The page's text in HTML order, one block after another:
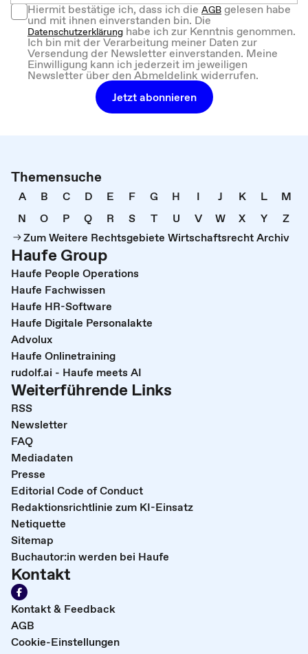
Hiermit bestätige ich, dass ich dieAGBgelesen habe
und mit ihnen einverstanden bin. Die
Datenschutzerklärung habe ich zur Kenntnis genommen.
Ich bin mit der Verarbeitung meiner Daten zur
Versendung der Newsletter einverstanden. Meine
Einwilligung kann ich jederzeit im jeweiligen
Newsletter über den Abmeldelink widerrufen.
Jetzt abonnieren
Themensuche
A B C D E F G H I J K L
M
N
O P Q R S T U V W X Y
Z
Zum Weitere Rechtsgebiete Wirtschaftsrecht Archiv
Haufe Group
Haufe People Operations
Haufe Fachwissen
Haufe HR-Software
Haufe Digitale Personalakte
Advolux
Haufe Onlinetraining
rudolf.ai - Haufe meets AI
Weiterführende Links
RSS
Newsletter
FAQ
Mediadaten
Presse
Editorial Code of Conduct
Redaktionsrichtlinie zum KI-Einsatz
Netiquette
Sitemap
Buchautor:in werden bei Haufe
Kontakt
Kontakt & Feedback
AGB
Cookie-Einstellungen